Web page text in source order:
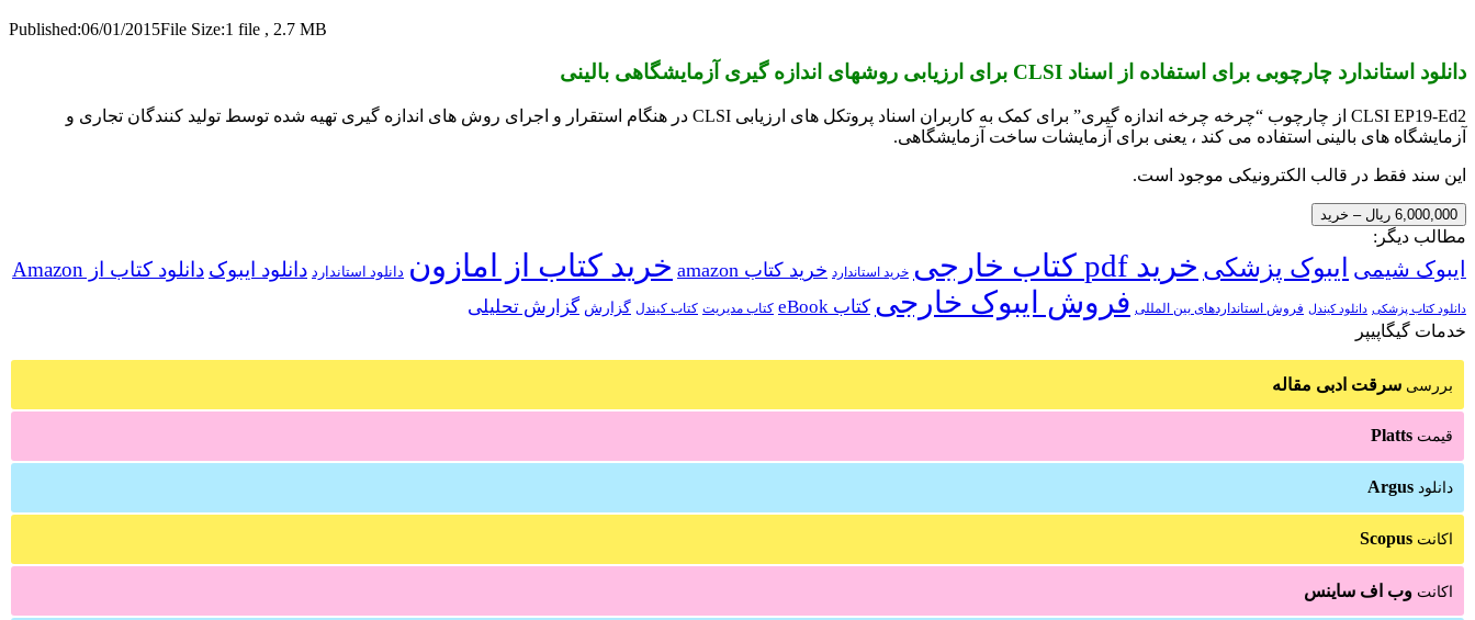
Published:06/01/2015File Size:1 file , 2.7 MB
دانلود استاندارد چارچوبی برای استفاده از اسناد CLSI برای ارزیابی روشهای اندازه گیری آزمایشگاهی بالینی
CLSI EP19-Ed2 از چارچوب “چرخه چرخه اندازه گیری” برای کمک به کاربران اسناد پروتکل های ارزیابی CLSI در هنگام استقرار و اجرای روش های اندازه گیری تهیه شده توسط تولید کنندگان تجاری و
آزمایشگاه های بالینی استفاده می کند ، یعنی برای آزمایشات ساخت آزمایشگاهی.
این سند فقط در قالب الکترونیکی موجود است.
6,000,000 ریال – خرید
مطالب دیگر:
ایبوک شیمی ایبوک پزشکی خرید pdf کتاب خارجی خرید استاندارد خرید کتاب amazon خرید کتاب از امازون دانلود استاندارد دانلود ایبوک دانلود کتاب از Amazon
دانلود کتاب پزشکی دانلود کیندل فروش استانداردهای بین المللی فروش ایبوک خارجی کتاب eBook کتاب مدیریت کتاب کیندل گزارش گزارش تحلیلی
خدمات گیگاپیپر
بررسی سرقت ادبی مقاله
قیمت Platts
دانلود Argus
اکانت Scopus
اکانت وب اف ساینس